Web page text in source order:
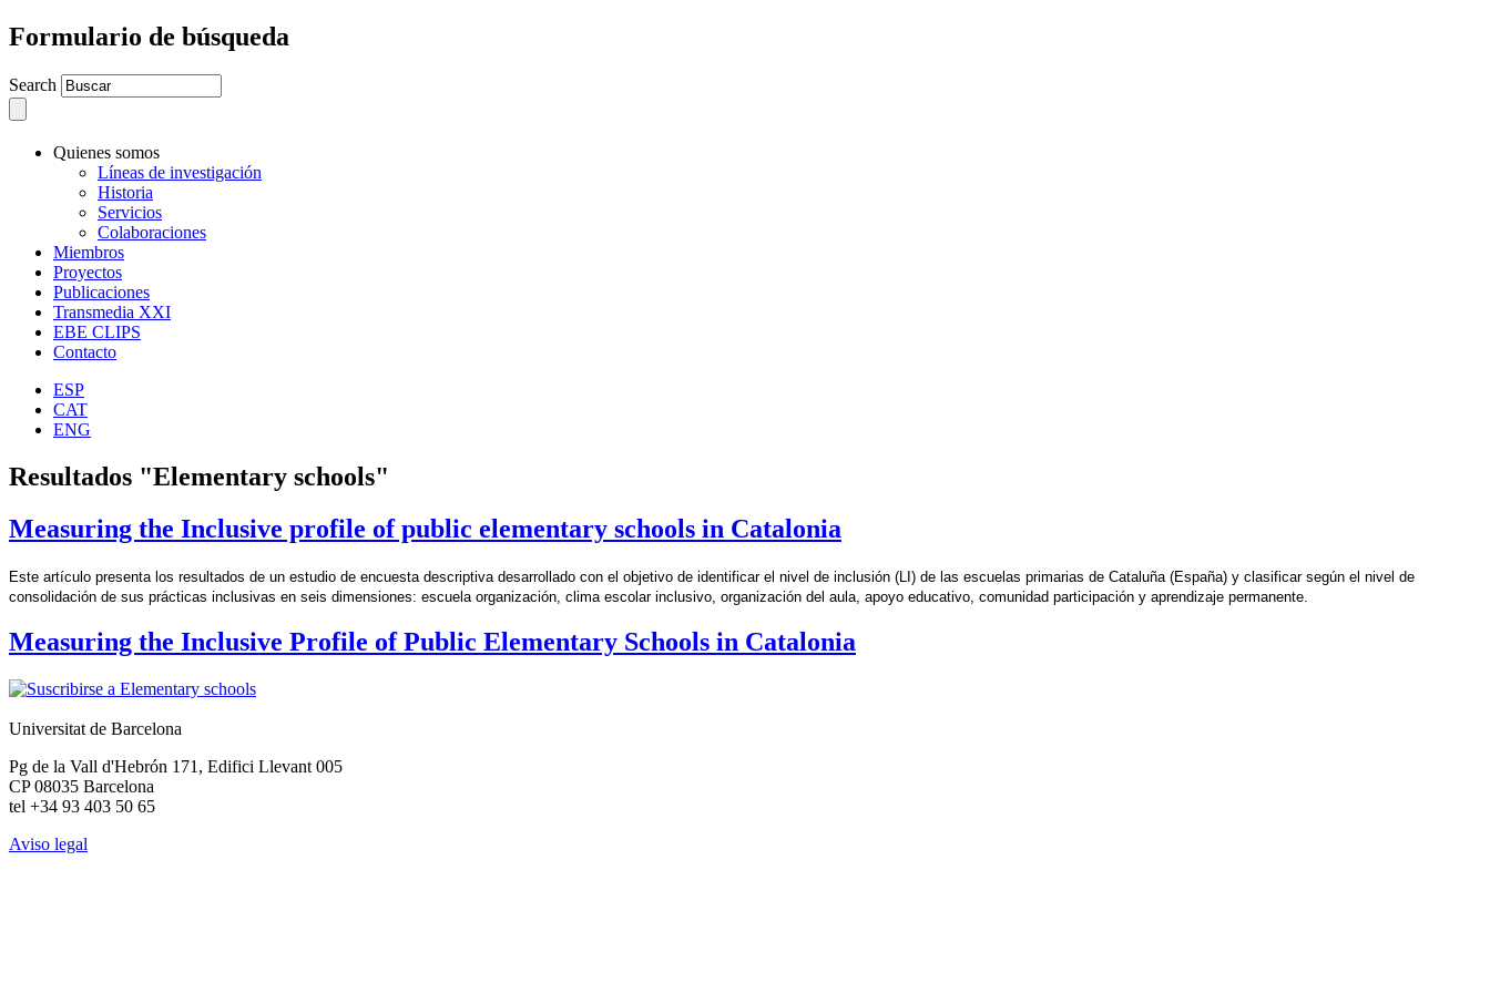
Formulario de búsqueda
Search
Quienes somos
Líneas de investigación
Historia
Servicios
Colaboraciones
Miembros
Proyectos
Publicaciones
Transmedia XXI
EBE CLIPS
Contacto
ESP
CAT
ENG
Resultados "Elementary schools"
Measuring the Inclusive profile of public elementary schools in Catalonia
Este artículo presenta los resultados de un estudio de encuesta descriptiva desarrollado con el objetivo de identificar el nivel de inclusión (LI) de las escuelas primarias de Cataluña (España) y clasificar según el nivel de
consolidación de sus prácticas inclusivas en seis dimensiones: escuela organización, clima escolar inclusivo, organización del aula, apoyo educativo, comunidad participación y aprendizaje permanente.
Measuring the Inclusive Profile of Public Elementary Schools in Catalonia
Universitat de Barcelona
Pg de la Vall d'Hebrón 171, Edifici Llevant 005
CP 08035 Barcelona
tel +34 93 403 50 65
Aviso legal